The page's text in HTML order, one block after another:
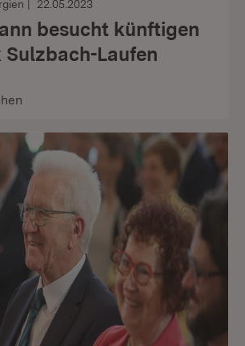
22.05.2023
besucht künftigen
Laufen